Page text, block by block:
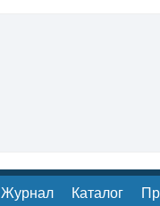
Журнал Каталог